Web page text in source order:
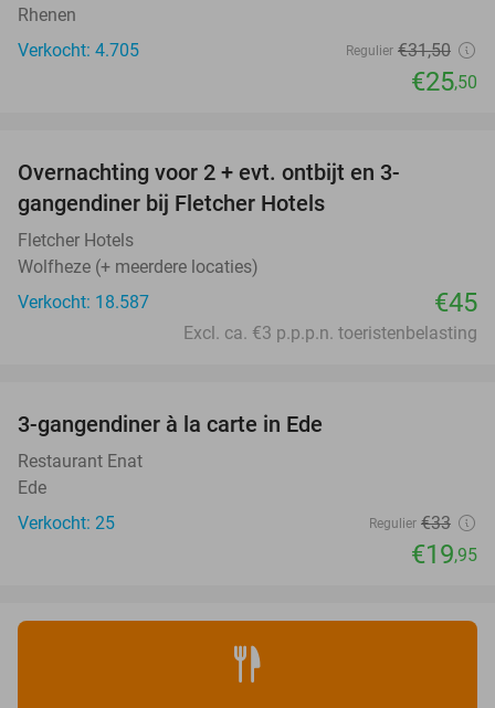
Rhenen
Verkocht: 4.705
Regulier €31,50
€25,50
Overnachting voor 2 + evt. ontbijt en 3-
gangendiner bij Fletcher Hotels
Fletcher Hotels
Wolfheze (+ meerdere locaties)
Verkocht: 18.587
€45
Excl. ca. €3 p.p.p.n. toeristenbelasting
3-gangendiner à la carte in Ede
Restaurant Enat
Ede
Verkocht: 25
Regulier €33
€19,95